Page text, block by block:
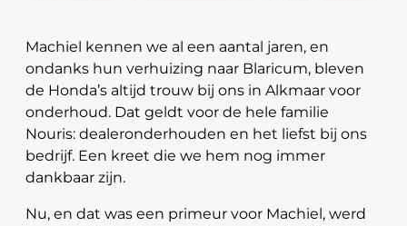
Machiel kennen we al een aantal jaren, en
ondanks hun verhuizing naar Blaricum, bleven
de Honda’s altijd trouw bij ons in Alkmaar voor
onderhoud. Dat geldt voor de hele familie
Nouris: dealeronderhouden en het liefst bij ons
bedrijf. Een kreet die we hem nog immer
dankbaar zijn.
Nu, en dat was een primeur voor Machiel, werd